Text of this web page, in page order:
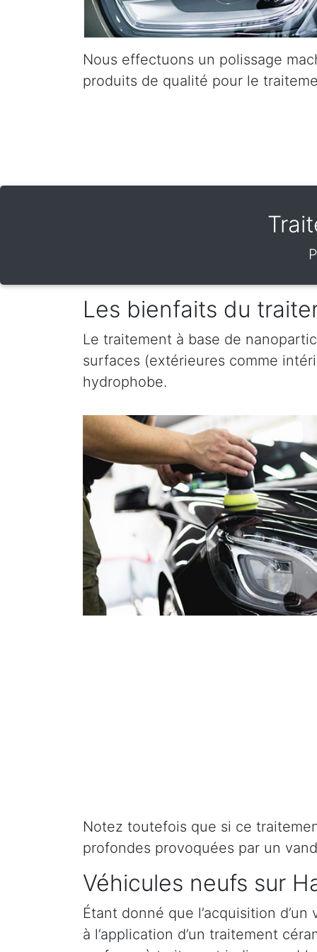
Nous effectuons un polissage
produits de qualité pour le
Les bienfaits du
Le traitement à base de
surfaces (extérieures comme
hydrophobe.
Notez toutefois que si ce
profondes provoquées par un
Véhicules neufs sur
Étant donné que l’acquisition
à l’application d’un traitement